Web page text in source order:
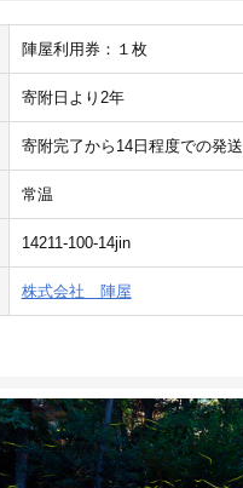
陣屋利用券：１枚
寄附日より2年
寄附完了から14日程度での発送
常温
14211-100-14jin
株式会社 陣屋